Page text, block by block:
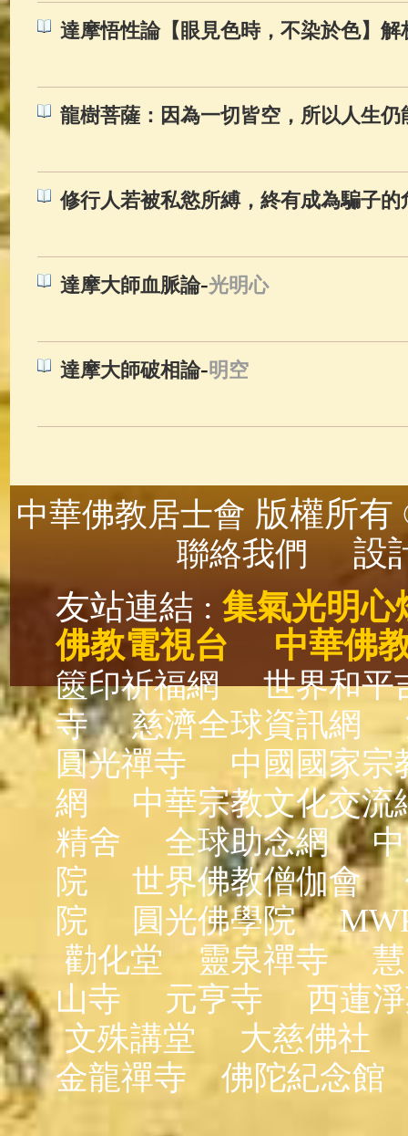
達摩悟性論【眼見色時，不染於色】解
龍樹菩薩：因為一切皆空，所以人生仍
修行人若被私慾所縛，終有成為騙子的
達摩大師血脈論-光明心
達摩大師破相論-明空
中華佛教居士會 版權所
聯絡我們
設
友站連結 : 集氣光明心
佛教電視台
中華佛
篋印祈福網
世界和平
寺
慈濟全球資訊網
圓光禪寺
中國國家宗
網
中華宗教文化交流
精舍
全球助念網
院
世界佛教僧伽會
院
圓光佛學院
勸化堂
靈泉禪寺
山寺
元亨寺
西蓮
文殊講堂
大慈佛社
金龍禪寺
佛陀紀念館